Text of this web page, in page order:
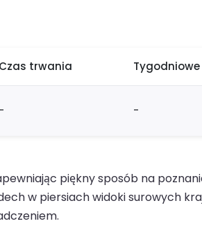
Czas trwania
- -
piękny sposób na
w piersiach widoki surowych